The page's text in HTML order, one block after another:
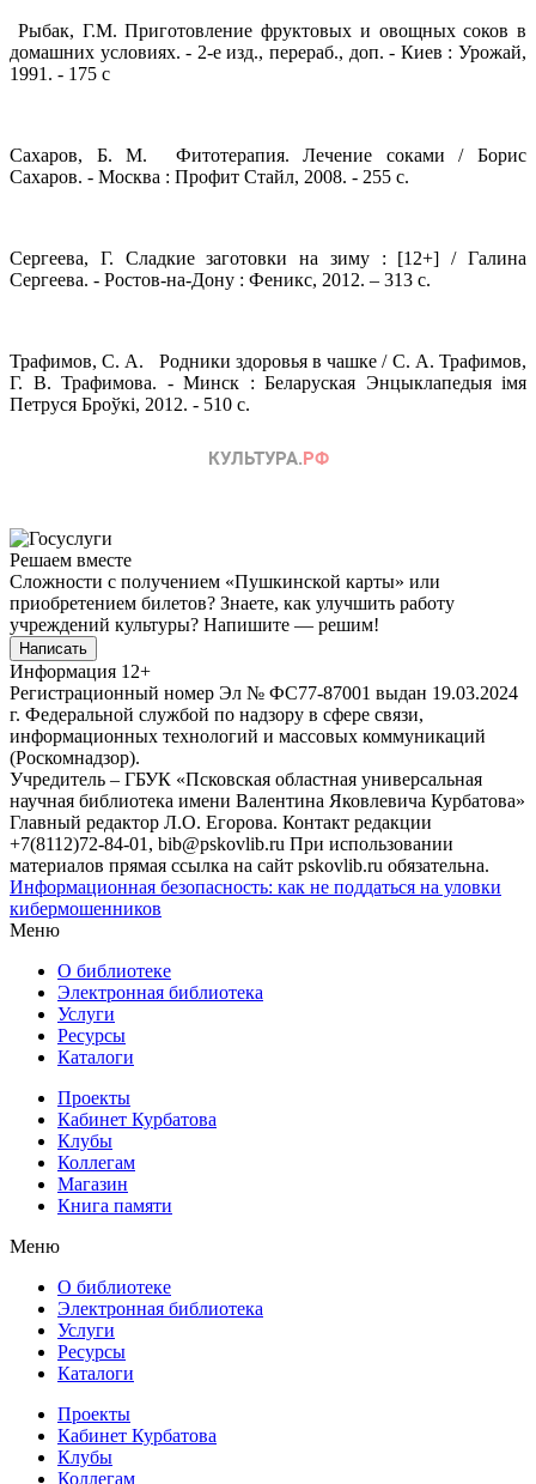
Рыбак, Г.М. Приготовление фруктовых и овощных соков в
домашних условиях. - 2-е изд., пеpеpаб., доп. - Киев : Урожай,
1991. - 175 с
Сахаров, Б. М. Фитотерапия. Лечение соками / Борис
Сахаров. - Москва : Профит Стайл, 2008. - 255 с.
Сергеева, Г. Сладкие заготовки на зиму : [12+] / Галина
Сергеева. - Ростов-на-Дону : Феникс, 2012. – 313 с.
Трафимов, С. А. Родники здоровья в чашке / С. А. Трафимов,
Г. В. Трафимова. - Минск : Беларуская Энцыклапедыя iмя
Петруся Броўкi, 2012. - 510 с.
Решаем вместе
Сложности с получением «Пушкинской карты» или
приобретением билетов? Знаете, как улучшить работу
учреждений культуры? Напишите — решим!
Написать
Информация 12+
Регистрационный номер Эл № ФС77-87001 выдан 19.03.2024
г. Федеральной службой по надзору в сфере связи,
информационных технологий и массовых коммуникаций
(Роскомнадзор).
Учредитель – ГБУК «Псковская областная универсальная
научная библиотека имени Валентина Яковлевича Курбатова»
Главный редактор Л.О. Егорова. Контакт редакции
+7(8112)72-84-01, bib@pskovlib.ru При использовании
материалов прямая ссылка на сайт pskovlib.ru обязательна.
Информационная безопасность: как не поддаться на уловки
кибермошенников
Меню
О библиотеке
Электронная библиотека
Услуги
Ресурсы
Каталоги
Проекты
Кабинет Курбатова
Клубы
Коллегам
Магазин
Книга памяти
Меню
О библиотеке
Электронная библиотека
Услуги
Ресурсы
Каталоги
Проекты
Кабинет Курбатова
Клубы
Коллегам